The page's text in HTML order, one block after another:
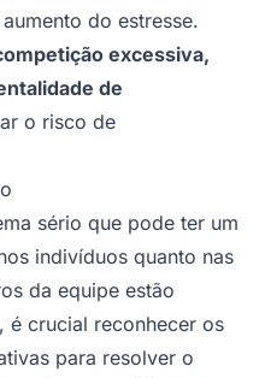
do estresse.
excessiva,
de
o risco de
sério que pode ter um
indivíduos quanto nas
da equipe estão
é crucial reconhecer os
para resolver o